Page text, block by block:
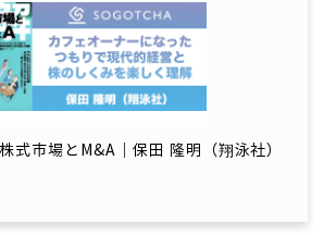
式市場とM&A｜保田 隆明（翔泳社）